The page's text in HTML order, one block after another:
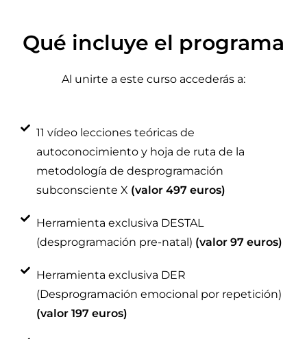
Qué incluye el programa
Al unirte a este curso accederás a:
11 vídeo lecciones teóricas de
autoconocimiento y hoja de ruta de la
metodología de desprogramación
subconsciente X (valor 497 euros)
Herramienta exclusiva DESTAL
(desprogramación pre-natal) (valor 97 euros)
Herramienta exclusiva DER
(Desprogramación emocional por repetición)
(valor 197 euros)